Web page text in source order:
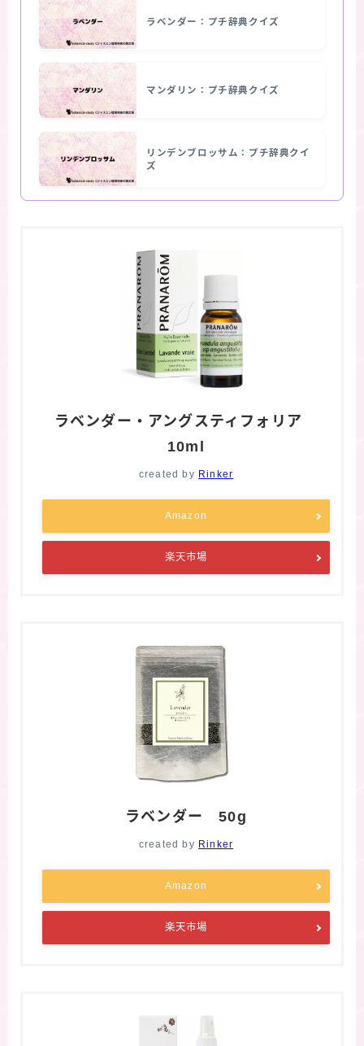
ラベンダー：プチ辞典クイズ
マンダリン：プチ辞典クイズ
リンデンブロッサム：プチ辞典クイ
ズ
ラベンダー・アングスティフォリア
10ml
created by Rinker
Amazon
楽天市場
ラベンダー 50g
created by Rinker
Amazon
楽天市場